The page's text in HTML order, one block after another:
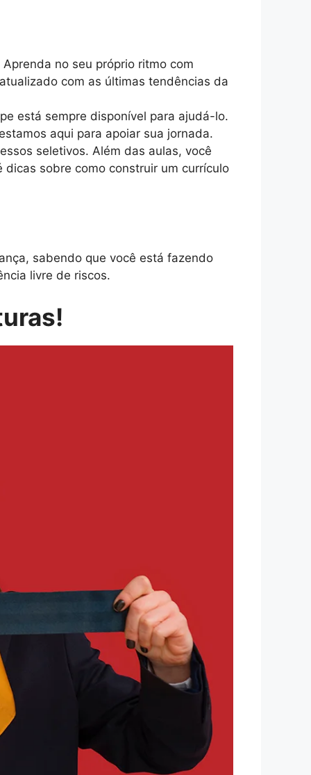
no seu próprio ritmo com
com as últimas tendências da
está sempre disponível para ajudá-lo.
aqui para apoiar sua jornada.
seletivos. Além das aulas, você
sobre como construir um currículo
sabendo que você está fazendo
livre de riscos.